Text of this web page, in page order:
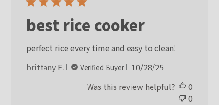
best rice cooker
perfect rice every time and easy to clean!
brittany F.
Verified Buyer
Published
10/28/25
Was this review helpful?
0
0